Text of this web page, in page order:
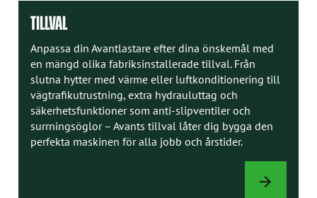
TILLVAL
Anpassa din Avantlastare efter dina önskemål med
en mängd olika fabriksinstallerade tillval. Från
slutna hytter med värme eller luftkonditionering till
vägtrafikutrustning, extra hydrauluttag och
säkerhetsfunktioner som anti-slipventiler och
surrningsöglor – Avants tillval låter dig bygga den
perfekta maskinen för alla jobb och årstider.
TILLVAL